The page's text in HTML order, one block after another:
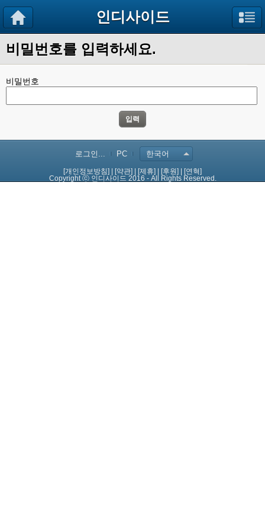
인디사이드
비밀번호를 입력하세요.
비밀번호
입력
로그인... PC 한국어
[개인정보방침] [약관] [제휴] [후원]
[연혁]
Copyright ⓒ 인디사이드 2016 - All Rights Reserved.